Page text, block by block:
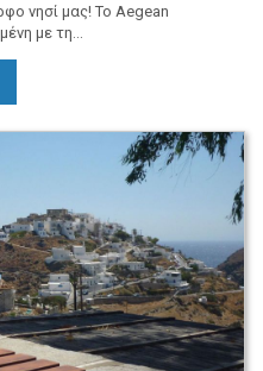
νησί μας! Το Aegean
με τη...